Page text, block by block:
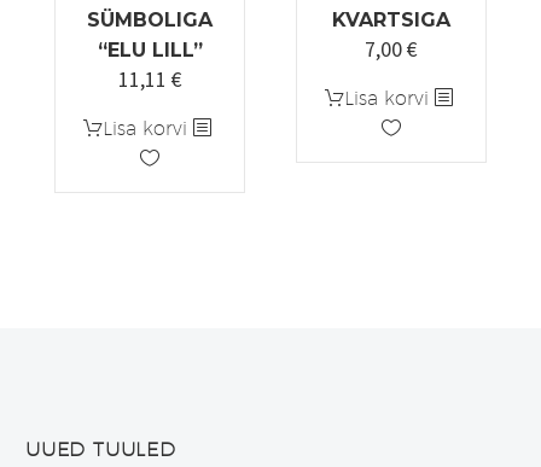
SÜMBOLIGA
“ELU LILL”
11,11 €
Lisa korvi
KVARTSIGA
7,00€
Lisa korvi
UUED TUULED